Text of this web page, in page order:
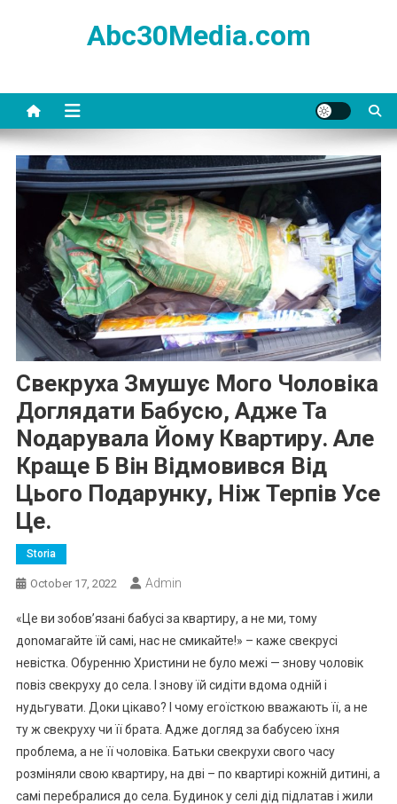
Abc30Media.com
Свекруха Змушує Мого Чоловіка
Доглядати Бабусю, Адже Та
Nодарувала Йому Квартиру. Але
Краще Б Він Відмовився Від
Цього Подарунку, Ніж Терпів Усе
Це.
Storia
October 17, 2022 Admin
«Це ви зобов’язані бабусі за квартиру, а не ми, тому
доnомагайте їй самі, нас не смикайте!» – каже свекрусі
невістка. Обуренню Христини не було межі — знову чоловік
повіз свекруху до села. І знову їй сидіти вдома одній і
нудьгувати. Доки цікаво? І чому егоїсткою вважають її, а не
ту ж свекруху чи її брата. Адже догляд за бабусею їхня
проблема, а не її чоловіка. Батьки свекрухи свого часу
розміняли свою квартиру, на дві – по квартирі кожній дитині, а
самі перебралися до села. Будинок у селі дід підлатав і жили